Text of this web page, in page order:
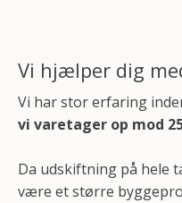
Vi hjælper dig
Vi har stor erfaring
vi varetager op mod
Da udskiftning på hele
være et større